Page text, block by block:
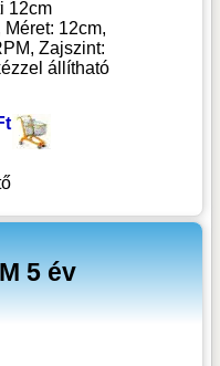
12cm
12cm,
Zajszint:
állítható
5 év